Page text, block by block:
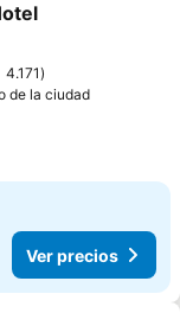
4.171
de la ciudad
Ver precios